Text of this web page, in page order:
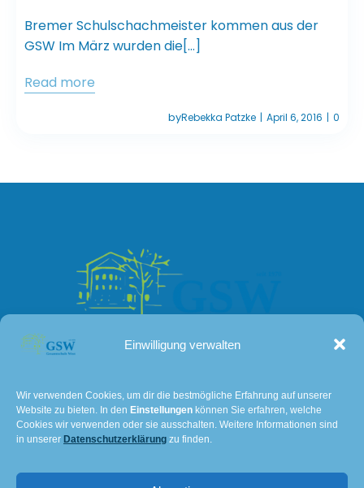
Einwilligung verwalten
Wir verwenden Cookies, um dir die bestmögliche Erfahrung auf unserer
Website zu bieten. In den Einstellungen können Sie erfahren, welche
Cookies wir verwenden oder sie ausschalten. Weitere Informationen sind
in unserer Datenschutzerklärung zu finden.
Bremer Schulschachmeister kommen aus der
GSW Im März wurden die[…]
Read more
byRebekka Patzke | April 6, 2016 | 0
Lissaer Straße 7
28237 Bremen
Tel: 0421 – 36114611